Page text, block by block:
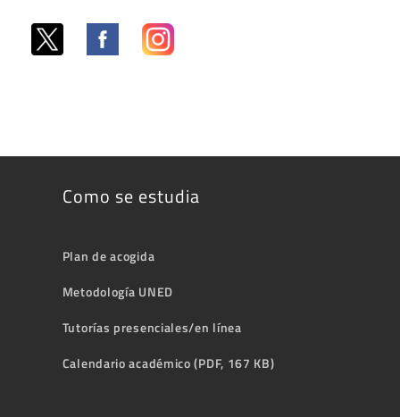
Como se estudia
Plan de acogida
Metodología UNED
Tutorías presenciales/en línea
Calendario académico (PDF, 167 KB)